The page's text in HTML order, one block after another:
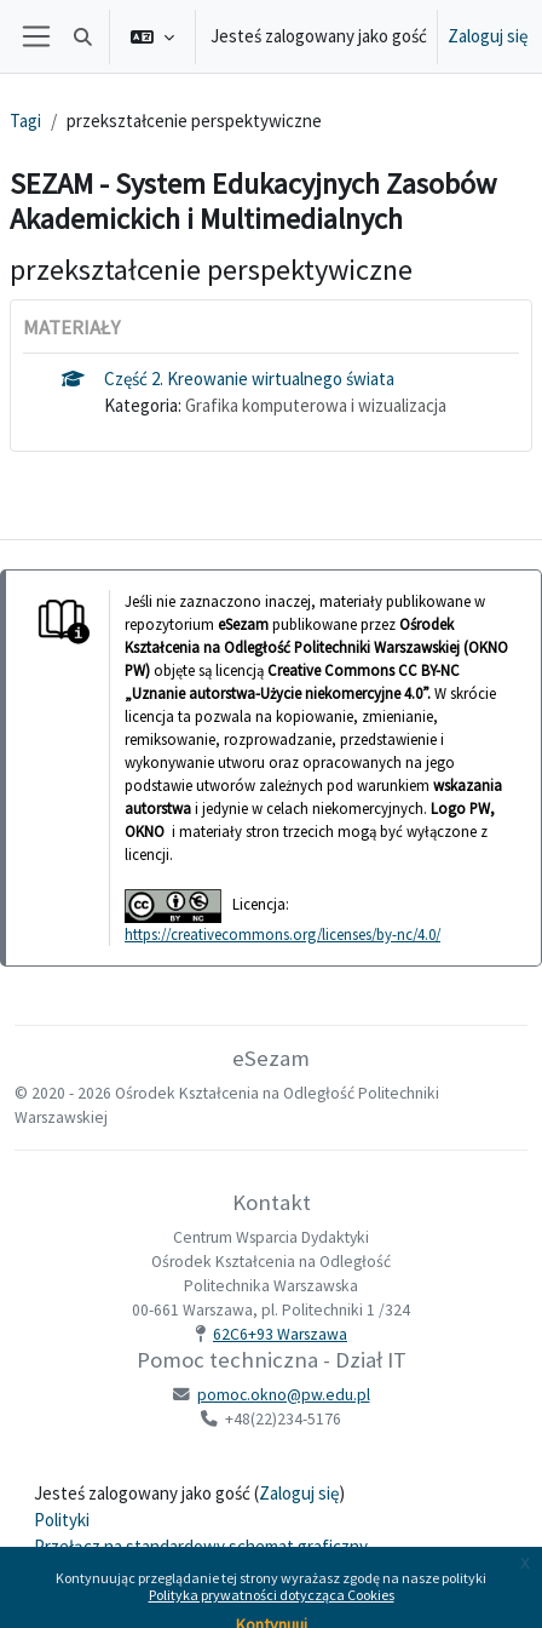
Przejdź do głównej zawartości
Kontynuując przeglądanie tej strony wyrażasz zgodę na nasze polityki
Polityka prywatności dotycząca Cookies
x
Panel boczny
Przełącznik wyszukiwarkiJesteś zalogowany jako gość Zaloguj się
Tagi przekształcenie perspektywiczne
SEZAM - System Edukacyjnych Zasobów
Akademickich i Multimedialnych
przekształcenie perspektywiczne
MATERIAŁY
Część 2. Kreowanie wirtualnego świata
Kategoria: Grafika komputerowa i wizualizacja
Jeśli nie zaznaczono inaczej, materiały publikowane w
repozytorium eSezampublikowane przezOśrodek
Kształcenia na Odległość Politechniki Warszawskiej (OKNO
PW)objęte są licencjąCreative Commons CC BY-NC
„Uznanie autorstwa-Użycie niekomercyjne 4.0”.W skrócie
licencja ta pozwala na kopiowanie, zmienianie,
remiksowanie, rozprowadzanie, przedstawienie i
wykonywanie utworu oraz opracowanych na jego
podstawie utworów zależnych pod warunkiem wskazania
autorstwai jedynie w celach niekomercyjnych. Logo PW,
OKNO i materiały stron trzecich mogą być wyłączone z
licencji.
Licencja:
https://creativecommons.org/licenses/by-nc/4.0/
eSezam
© 2020 - 2026 Ośrodek Kształcenia na Odległość Politechniki
Warszawskiej
Kontakt
Centrum Wsparcia Dydaktyki
Ośrodek Kształcenia na Odległość
Politechnika Warszawska
00-661 Warszawa, pl. Politechniki 1 /324
62C6+93 Warszawa
Pomoc techniczna - Dział IT
pomoc.okno@pw.edu.pl
+48(22)234-5176
Jesteś zalogowany jako gość (Zaloguj się)
Polityki
Przełącz na standardowy schemat graficzny